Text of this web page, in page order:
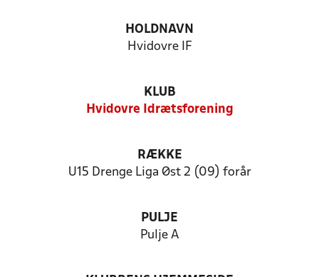
HOLDNAVN
Hvidovre IF
KLUB
Hvidovre Idrætsforening
RÆKKE
U15 Drenge Liga Øst 2 (09) forår
PULJE
Pulje A